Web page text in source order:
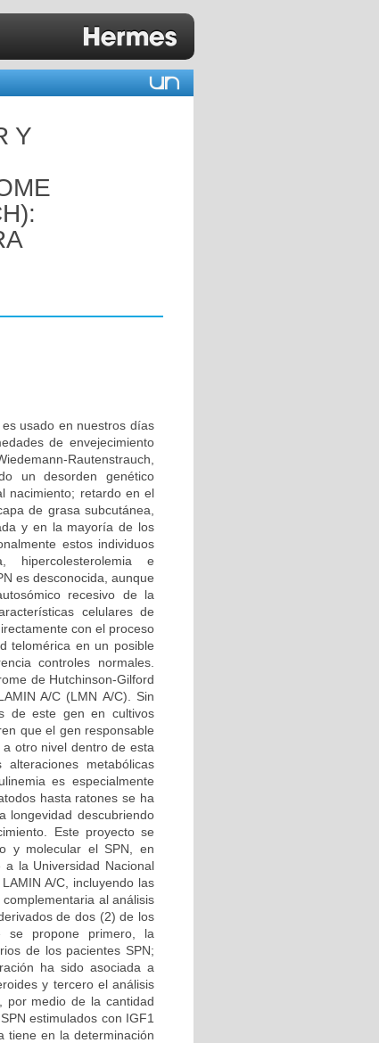
Y
usado en nuestros días
de envejecimiento
Rautenstrauch,
un desorden genético
nacimiento; retardo en el
de grasa subcutánea,
y en la mayoría de los
estos individuos
hipercolesterolemia e
es desconocida, aunque
recesivo de la
celulares de
con el proceso
telomérica en un posible
controles normales.
de Hutchinson-Gilford
A/C (LMN A/C). Sin
de este gen en cultivos
que el gen responsable
otro nivel dentro de esta
metabólicas
es especialmente
hasta ratones se ha
longevidad descubriendo
Este proyecto se
y molecular el SPN, en
la Universidad Nacional
A/C, incluyendo las
al análisis
de dos (2) de los
se propone primero, la
de los pacientes SPN;
ha sido asociada a
y tercero el análisis
por medio de la cantidad
estimulados con IGF1
tiene en la determinación